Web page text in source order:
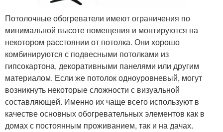
Потолочные обогреватели имеют ограничения по
минимальной высоте помещения и монтируются на
некотором расстоянии от потолка. Они хорошо
комбинируются с подвесными потолками из
гипсокартона, декоративными панелями или другим
материалом. Если же потолок одноуровневый, могут
возникнуть некоторые сложности с визуальной
составляющей. Именно их чаще всего используют в
качестве основных обогревательных элементов как в
домах с постоянным проживанием, так и на дачах.